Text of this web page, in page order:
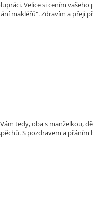
Velice si cením
makléřů". Zdravím a přeji
tedy, oba s manželkou,
S pozdravem a přáním